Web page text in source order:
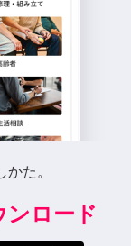
た。
ンロード